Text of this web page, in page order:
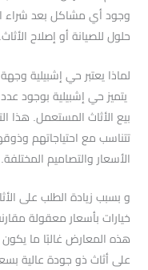
وجود أي مشاكل بعد شراء
حلول للصيانة أو إصلاح الأثاث.
لماذا يعتبر حي إشبيلية
يتميز حي إشبيلية بوجود
بيع الأثاث المستعمل. هذا
تتناسب مع احتياجاتهم
الأسعار والتصاميم المختلفة.
و بسبب زيادة الطلب على
خيارات بأسعار معقولة
هذه المعارض غالبًا ما
على أثاث ذو جودة عالية